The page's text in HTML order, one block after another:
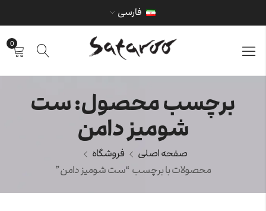
فارسی
0
برچسب محصول: ست
شومیز دامن
صفحه اصلی
فروشگاه
محصولات با برچسب “ست شومیز دامن”